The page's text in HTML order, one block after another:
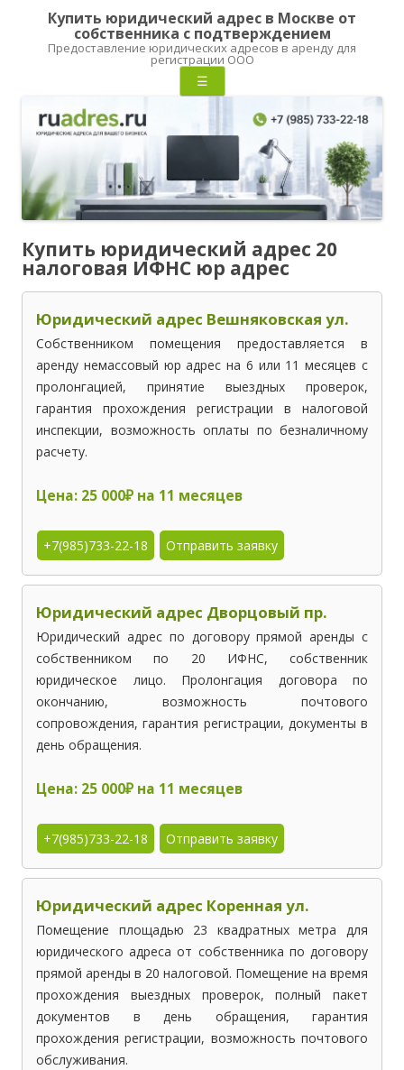
Купить юридический адрес в Москве от
собственника с подтверждением
Предоставление юридических адресов в аренду для
регистрации ООО
☰
Перейти
содержимому
Купить юридический адрес 20
налоговая ИФНС юр адрес
Юридический адрес Вешняковская ул.
Собственником помещения предоставляется в
аренду немассовый юр адрес на 6 или 11 месяцев с
пролонгацией, принятие выездных проверок,
гарантия прохождения регистрации в налоговой
инспекции, возможность оплаты по безналичному
расчету.
Цена: 25 000₽ на 11 месяцев
+7(985)733-22-18 Отправить заявку
Юридический адрес Дворцовый пр.
Юридический адрес по договору прямой аренды с
собственником по 20 ИФНС, собственник
юридическое лицо. Пролонгация договора по
окончанию, возможность почтового
сопровождения, гарантия регистрации, документы в
день обращения.
Цена: 25 000₽ на 11 месяцев
+7(985)733-22-18 Отправить заявку
Юридический адрес Коренная ул.
Помещение площадью 23 квадратных метра для
юридического адреса от собственника по договору
прямой аренды в 20 налоговой. Помещение на время
прохождения выездных проверок, полный пакет
документов в день обращения, гарантия
прохождения регистрации, возможность почтового
обслуживания.